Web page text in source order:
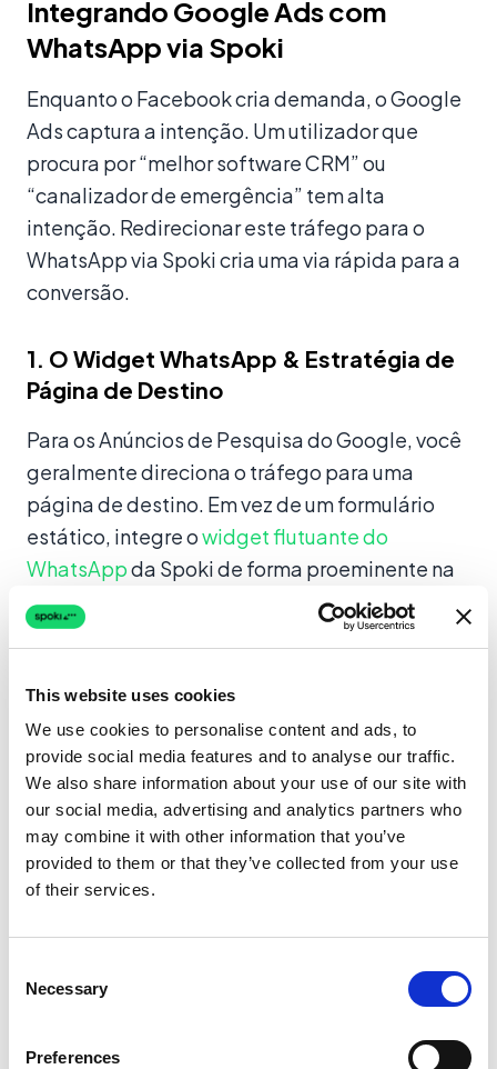
This website uses cookies
We use cookies to personalise content and ads, to
provide social media features and to analyse our traffic.
We also share information about your use of our site with
our social media, advertising and analytics partners who
may combine it with other information that you’ve
provided to them or that they’ve collected from your use
of their services.
Selection
Necessary
Preferences
Integrando Google Ads com
WhatsApp via Spoki
Enquanto o Facebook cria demanda, o Google
Ads captura a intenção. Um utilizador que
procura por “melhor software CRM” ou
“canalizador de emergência” tem alta
intenção. Redirecionar este tráfego para o
WhatsApp via Spoki cria uma via rápida para a
conversão.
1. O Widget WhatsApp & Estratégia de
Página de Destino
Para os Anúncios de Pesquisa do Google, você
geralmente direciona o tráfego para uma
página de destino. Em vez de um formulário
estático, integre owidget flutuante do
WhatsAppda Spoki de forma proeminente na
página.
Você pode configurar o widget para passar
parâmetros indicando que o utilizador veio de
chat, a automação da Spoki assume o controlo
para qualificar o lead instantaneamente.
2. Extensões de Chamada do Google
Ads
que incentivam a troca de mensagens. Ao
Business (gerenciado pela Spoki), os